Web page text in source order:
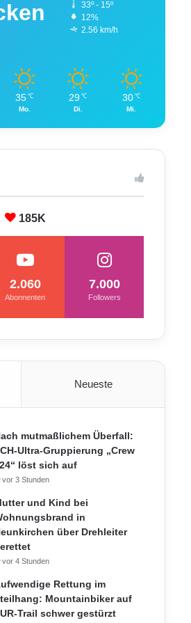
33º - 15º
12%
2.56 km/h
35 ℃
Mo.
29 ℃
Di.
30 ℃
Mi.
185K
2.060
Abonnenten
7.000
Followers
Neueste
mutmaßlichem Überfall:
Ultra-Gruppierung „Crew
löst sich auf
vor 3 Stunden
und Kind bei
in
über Drehleiter
vor 4 Stunden
Rettung im
Mountainbiker auf
Trail schwer gestürzt